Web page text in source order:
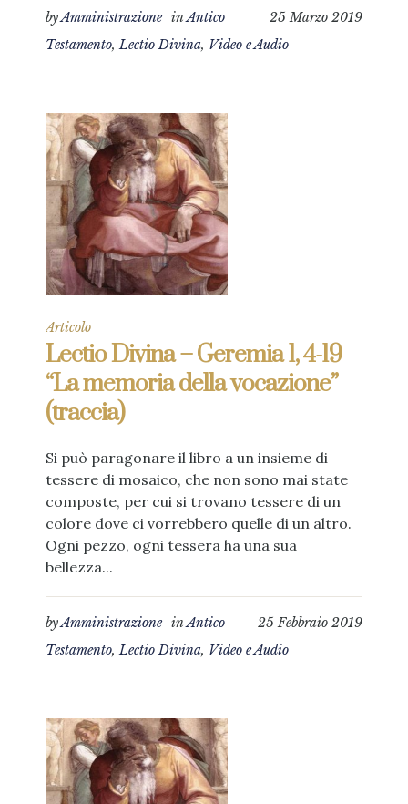
25 Marzo 2019
byAmministrazione inAntico
Testamento,Lectio Divina, Video e Audio
Articolo
Lectio Divina – Geremia 1, 4-19
“La memoria della vocazione”
(traccia)
Si può paragonare il libro a un insieme di
tessere di mosaico, che non sono mai state
composte, per cui si trovano tessere di un
colore dove ci vorrebbero quelle di un altro.
Ogni pezzo, ogni tessera ha una sua
bellezza...
25 Febbraio 2019
byAmministrazione inAntico
Testamento,Lectio Divina, Video e Audio